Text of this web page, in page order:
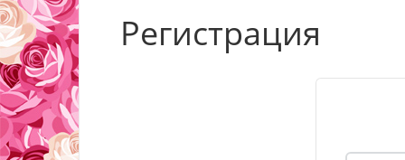
Регистрация